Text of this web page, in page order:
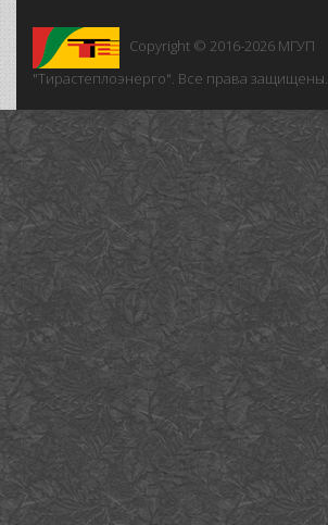
Copyright © 2016-2026 МГУП
"Тирастеплоэнерго". Все права защищены.